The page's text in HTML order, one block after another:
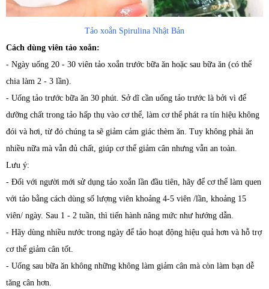
Tảo xoắn Spirulina Nhật Bản
Cách dùng viên tảo xoắn:
- Ngày uống 20 - 30 viên tảo xoắn trước bữa ăn hoặc sau bữa ăn (có thể
chia làm 2 - 3 lần).
- Uống tảo trước bữa ăn 30 phút. Sở dĩ cần uống tảo trước là bởi vì để
dưỡng chất trong tảo hấp thụ vào cơ thể, làm cơ thể phát ra tín hiệu không
đói và hơi, từ đó chúng ta sẽ giảm cảm giác thèm ăn. Tuy không phải ăn
nhiều nữa mà vẫn đủ chất, giúp cơ thể giảm cân nhưng vẫn an toàn.
Lưu ý:
- Đối với người mới sử dụng tảo xoắn lần đầu tiên, hãy để cơ thể làm quen
với tảo bằng cách dùng số lượng viên khoảng 4-5 viên /lần, khoảng 15
viên/ ngày. Sau 1 - 2 tuần, thì tiến hành nâng mức như hướng dẫn.
- Hãy dùng nhiều nước trong ngày để tảo hoạt động hiệu quả hơn và hỗ trợ
cơ thể giảm cân tốt.
- Uống sau bữa ăn không những không làm giảm cân mà còn làm bạn dễ
tăng cân hơn.